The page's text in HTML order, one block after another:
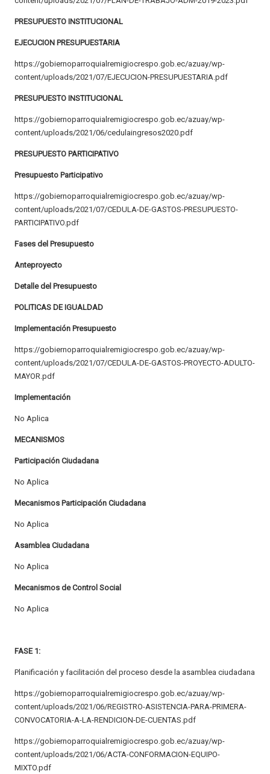
PRESUPUESTO INSTITUCIONAL
EJECUCION PRESUPUESTARIA
https://gobiernoparroquialremigiocrespo.gob.ec/azuay/wp-
content/uploads/2021/07/EJECUCION-PRESUPUESTARIA.pdf
PRESUPUESTO INSTITUCIONAL
https://gobiernoparroquialremigiocrespo.gob.ec/azuay/wp-
content/uploads/2021/06/cedulaingresos2020.pdf
PRESUPUESTO PARTICIPATIVO
Presupuesto Participativo
https://gobiernoparroquialremigiocrespo.gob.ec/azuay/wp-
content/uploads/2021/07/CEDULA-DE-GASTOS-PRESUPUESTO-
PARTICIPATIVO.pdf
Fases del Presupuesto
Anteproyecto
Detalle del Presupuesto
POLITICAS DE IGUALDAD
Implementación Presupuesto
https://gobiernoparroquialremigiocrespo.gob.ec/azuay/wp-
content/uploads/2021/07/CEDULA-DE-GASTOS-PROYECTO-ADULTO-
MAYOR.pdf
Implementación
No Aplica
MECANISMOS
Participación Ciudadana
No Aplica
Mecanismos Participación Ciudadana
No Aplica
Asamblea Ciudadana
No Aplica
Mecanismos de Control Social
No Aplica
FASE 1:
Planificación y facilitación del proceso desde la asamblea ciudadana
https://gobiernoparroquialremigiocrespo.gob.ec/azuay/wp-
content/uploads/2021/06/REGISTRO-ASISTENCIA-PARA-PRIMERA-
CONVOCATORIA-A-LA-RENDICION-DE-CUENTAS.pdf
https://gobiernoparroquialremigiocrespo.gob.ec/azuay/wp-
content/uploads/2021/06/ACTA-CONFORMACION-EQUIPO-
MIXTO.pdf